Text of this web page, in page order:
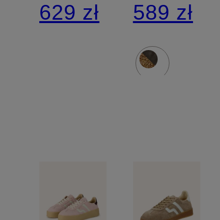
629 zł 589 zł